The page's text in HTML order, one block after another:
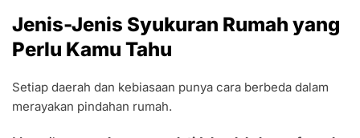
Jenis-Jenis Syukuran Rumah yang
Perlu Kamu Tahu
Setiap daerah dan kebiasaan punya cara berbeda dalam
merayakan pindahan rumah.